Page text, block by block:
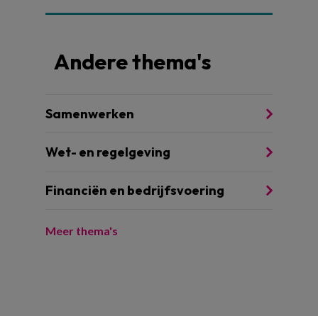
Andere thema's
Samenwerken
Wet- en regelgeving
Financiën en bedrijfsvoering
Meer thema's